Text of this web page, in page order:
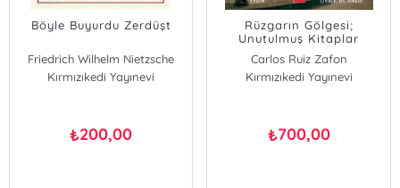
Böyle Buyurdu Zerdüşt
Friedrich Wilhelm Nietzsche
Kırmızıkedi Yayınevi
₺200,00
Rüzgarın Gölgesi;
Unutulmuş Kitaplar
Mezarlığı 1
Carlos Ruiz Zafon
Kırmızıkedi Yayınevi
₺700,00